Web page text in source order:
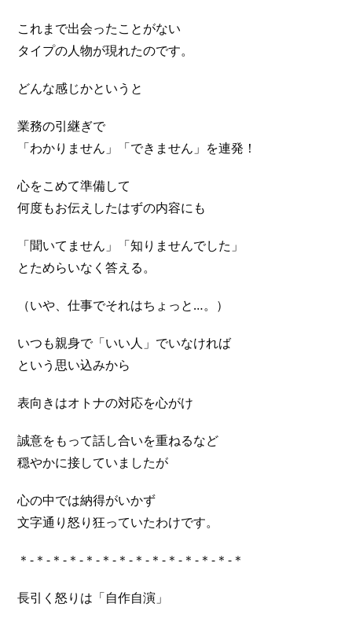
これまで出会ったことがない
タイプの人物が現れたのです。
どんな感じかというと
業務の引継ぎで
「わかりません」「できません」を連発！
心をこめて準備して
何度もお伝えしたはずの内容にも
「聞いてません」「知りませんでした」
とためらいなく答える。
（いや、仕事でそれはちょっと…。）
いつも親身で「いい人」でいなければ
という思い込みから
表向きはオトナの対応を心がけ
誠意をもって話し合いを重ねるなど
穏やかに接していましたが
心の中では納得がいかず
文字通り怒り狂っていたわけです。
＊-＊-＊-＊-＊-＊-＊-＊-＊-＊-＊-＊-＊-＊
長引く怒りは「自作自演」